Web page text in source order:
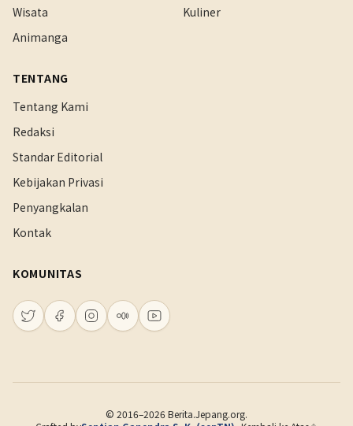
Wisata
Kuliner
Animanga
TENTANG
Tentang Kami
Redaksi
Standar Editorial
Kebijakan Privasi
Penyangkalan
Kontak
KOMUNITAS
© 2016–2026 Berita.Jepang.org.